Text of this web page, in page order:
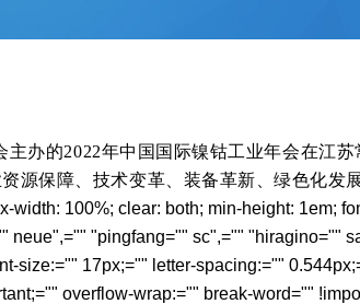
主办的2022年中国国际镍钴工业年会在江苏
源保障、技术变革、装备革新、绿色化发
width: 100%; clear: both; min-height: 1em;
neue",="" "pingfang="" sc",="" "hiragino=""
size:="" 17px;="" letter-spacing:=""
overflow-wrap:="" break-word=""